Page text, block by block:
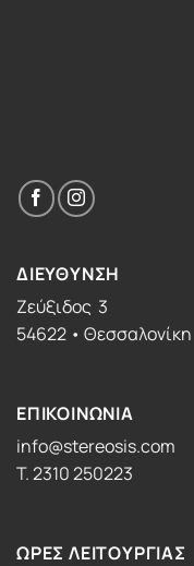
ΔΙΕΥΘΥΝΣΗ
Ζεύξιδος 3
54622 • Θεσσαλονίκη
ΕΠΙΚΟΙΝΩΝΙΑ
info@stereosis.com
T. 2310 250223
ΩΡΕΣ ΛΕΙΤΟΥΡΓΙΑΣ